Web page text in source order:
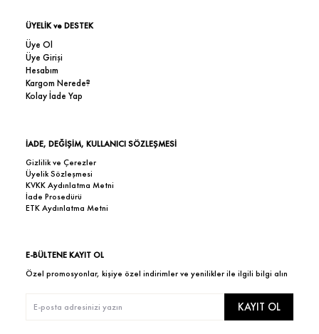
ÜYELİK ve DESTEK
Üye Ol
Üye Girişi
Hesabım
Kargom Nerede?
Kolay İade Yap
İADE, DEĞİŞİM, KULLANICI SÖZLEŞMESİ
Gizlilik ve Çerezler
Üyelik Sözleşmesi
KVKK Aydınlatma Metni
İade Prosedürü
ETK Aydınlatma Metni
E-BÜLTENE KAYIT OL
Özel promosyonlar, kişiye özel indirimler ve yenilikler ile ilgili bilgi alın
KAYIT OL